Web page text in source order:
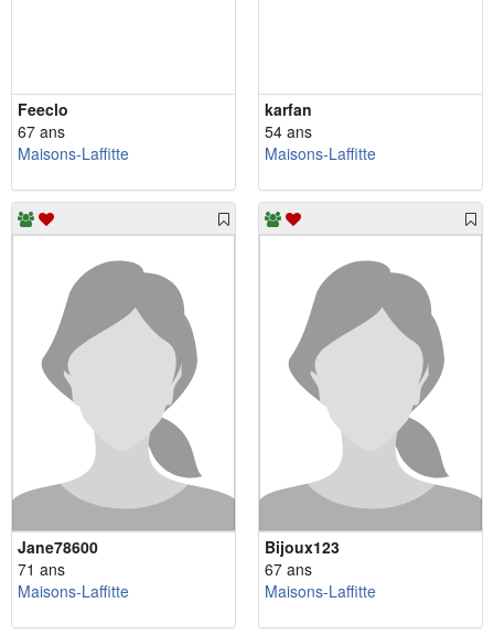
Feeclo
67 ans
Maisons-Laffitte
karfan
54 ans
Maisons-Laffitte
Jane78600
71 ans
Maisons-Laffitte
Bijoux123
67 ans
Maisons-Laffitte